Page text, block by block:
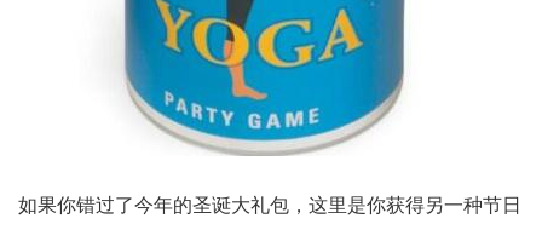
如果你错过了今年的圣诞大礼包，这里是你获得另一种节日